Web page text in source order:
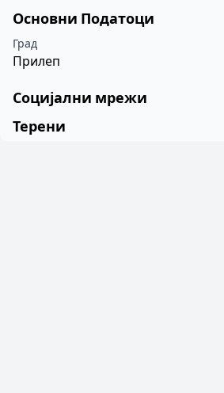
Основни Податоци
Град
Прилеп
Социјални мрежи
Терени